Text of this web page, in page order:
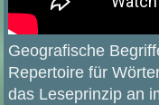
Geografische
Repertoire für
das Leseprinzip an